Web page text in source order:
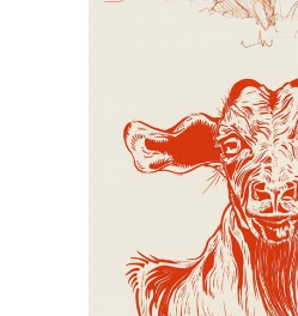
Schets